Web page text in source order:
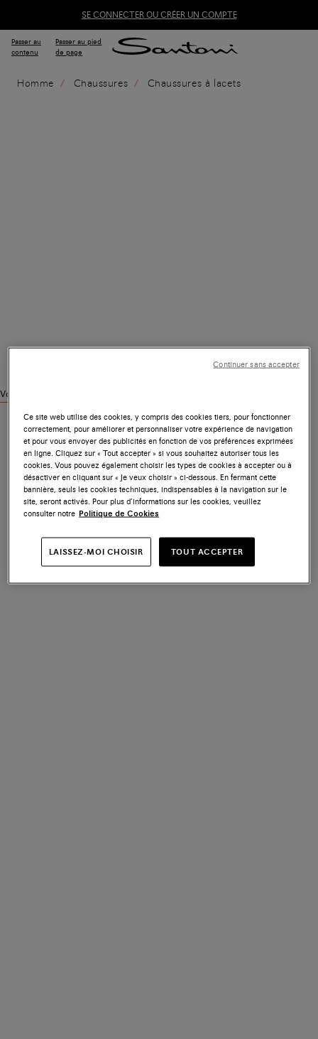
SE CONNECTER OU CRÉER UN COMPTE
Passer au
contenu
Passer au pied
de page
Homme Chaussures Chaussures à lacets
Voir des produits similaires
Ce site web utilise des cookies, y compris des cookies tiers, pour fonctionner
correctement, pour améliorer et personnaliser votre expérience de navigation
et pour vous envoyer des publicités en fonction de vos préférences exprimées
en ligne. Cliquez sur « Tout accepter » si vous souhaitez autoriser tous les
cookies. Vous pouvez également choisir les types de cookies à accepter ou à
désactiver en cliquant sur « Je veux choisir » ci-dessous. En fermant cette
bannière, seuls les cookies techniques, indispensables à la navigation sur le
site, seront activés. Pour plus d’informations sur les cookies, veuillez
consulter notre Politique de Cookies
LAISSEZ-MOI CHOISIR TOUT ACCEPTER
Continuer sans accepter